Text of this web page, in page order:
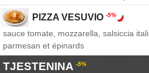
PIZZA VESUVIO -5%
sauce tomate, mozzarella, salsiccia
parmesan et épinards
TJESTENINA -5%